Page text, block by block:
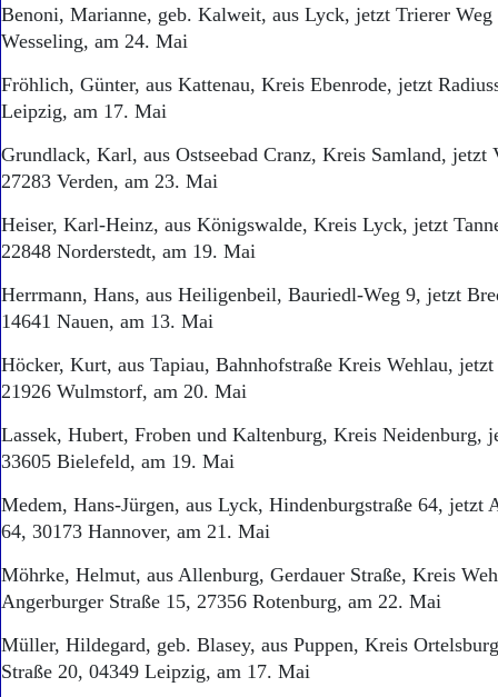
Benoni, Marianne, geb. Kalweit, aus Lyck, jetzt Trierer Weg
Wesseling, am 24. Mai
Fröhlich, Günter, aus Kattenau, Kreis Ebenrode, jetzt
Leipzig, am 17. Mai
Grundlack, Karl, aus Ostseebad Cranz, Kreis Samland, jetzt
27283 Verden, am 23. Mai
Heiser, Karl-Heinz, aus Königswalde, Kreis Lyck, jetzt
22848 Norderstedt, am 19. Mai
Herrmann, Hans, aus Heiligenbeil, Bauriedl-Weg 9, jetzt
14641 Nauen, am 13. Mai
Höcker, Kurt, aus Tapiau, Bahnhofstraße Kreis Wehlau,
21926 Wulmstorf, am 20. Mai
Lassek, Hubert, Froben und Kaltenburg, Kreis Neidenburg,
33605 Bielefeld, am 19. Mai
Medem, Hans-Jürgen, aus Lyck, Hindenburgstraße 64, jetzt
64, 30173 Hannover, am 21. Mai
Möhrke, Helmut, aus Allenburg, Gerdauer Straße, Kreis
Angerburger Straße 15, 27356 Rotenburg, am 22. Mai
Müller, Hildegard, geb. Blasey, aus Puppen, Kreis
Straße 20, 04349 Leipzig, am 17. Mai